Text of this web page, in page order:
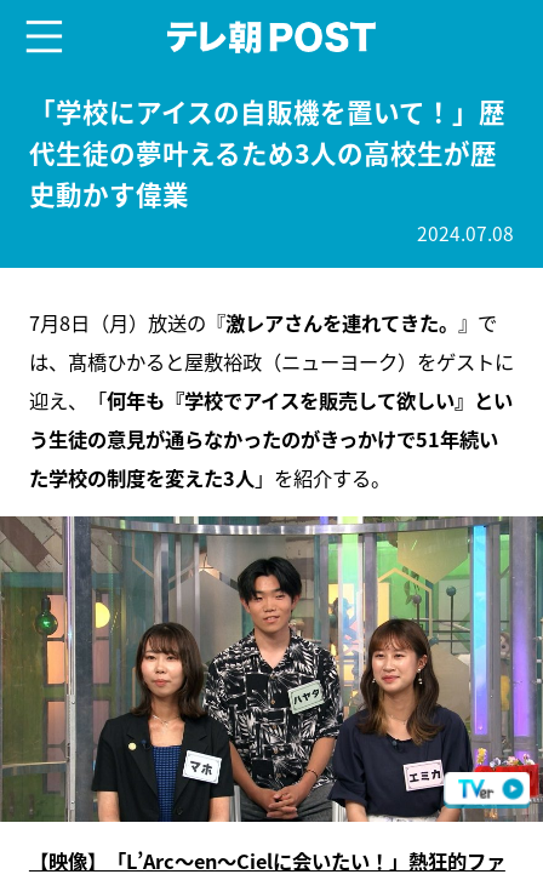
「学校にアイスの自販機を置いて！」歴
代生徒の夢叶えるため3人の高校生が歴
史動かす偉業
2024.07.08
7月8日（月）放送の『激レアさんを連れてきた。 』で
は、髙橋ひかると屋敷裕政（ニューヨーク）をゲストに
迎え、「何年も『学校でアイスを販売して欲しい』とい
う生徒の意見が通らなかったのがきっかけで51年続い
た学校の制度を変えた3人 」を紹介する。
【映像】「L’Arc〜en〜Cielに会いたい！」熱狂的ファ